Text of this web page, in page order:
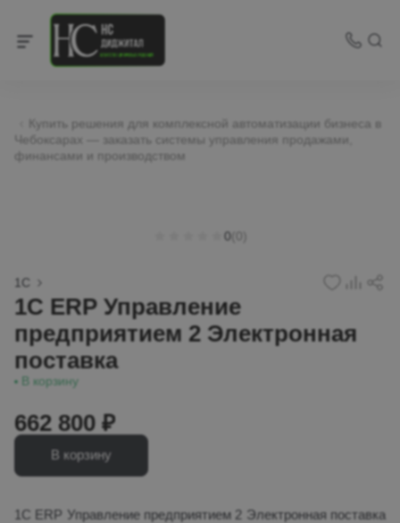
Купить решения для комплексной автоматизации бизнеса в
Чебоксарах — заказать системы управления продажами,
финансами и производством
0(0)
1С
1С ERP Управление
предприятием 2 Электронная
поставка
В корзину
662 800 ₽
В корзину
1С ERP Управление предприятием 2 Электронная поставка